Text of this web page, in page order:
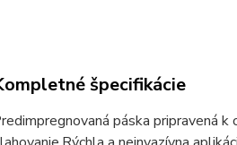
špecifikácie
páska pripravená k